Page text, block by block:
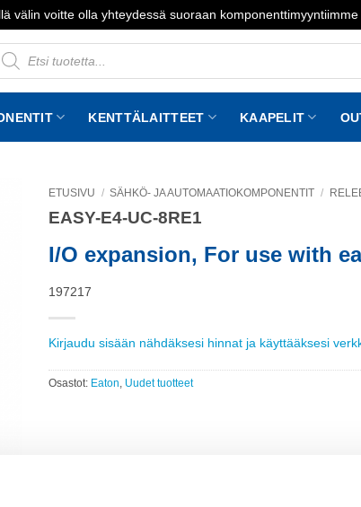
välin voitte olla yhteydessä suoraan
KENTTÄLAITTEET KAAPELIT
ETUSIVU / SÄHKÖ- JA AUTOMAATIOKOMPONENTIT /
EASY-E4-UC-8RE1
I/O expansion, For use with
197217
Kirjaudu sisään nähdäksesi hinnat ja käyttääksesi
Osastot: Eaton Uudet tuotteet